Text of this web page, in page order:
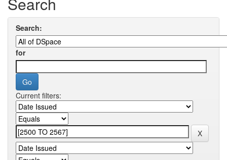
Search:
for
Current filters: